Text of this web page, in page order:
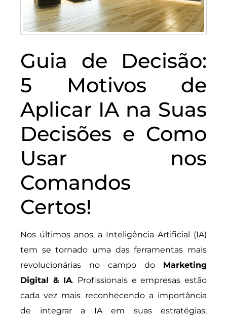
Guia de Decisão:
5 Motivos de
Aplicar IA na Suas
Decisões e Como
Usar nos
Comandos
Certos!
Nos últimos anos, a Inteligência Artificial (IA)
tem se tornado uma das ferramentas mais
revolucionárias no campo do Marketing
Digital & IA. Profissionais e empresas estão
cada vez mais reconhecendo a importância
de integrar a IA em suas estratégias,